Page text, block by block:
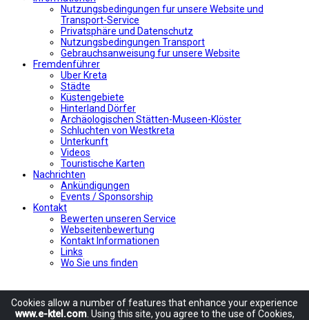
Nutzungsbedingungen fur unsere Website und
Transport-Service
Privatsphäre und Datenschutz
Nutzungsbedingungen Transport
Gebrauchsanweisung fur unsere Website
Fremdenführer
Uber Kreta
Städte
Küstengebiete
Hinterland Dörfer
Archäologischen Stätten-Museen-Klöster
Schluchten von Westkreta
Unterkunft
Videos
Touristische Karten
Nachrichten
Ankündigungen
Events / Sponsorship
Kontakt
Bewerten unseren Service
Webseitenbewertung
Kontakt Informationen
Links
Wo Sie uns finden
Cookies allow a number offeatures that enhance your experience
www.e-ktel.com. Using this site, you agree to the use of Cookies,